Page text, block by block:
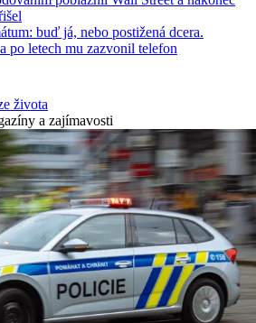
buď já, nebo postižená dcera.
po letech mu zazvonil telefon
života
a zajímavosti